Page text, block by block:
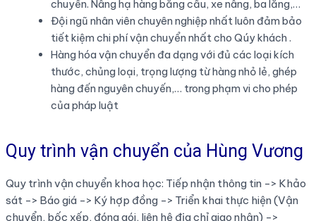
chuyển. Nâng hạ hàng bằng cẩu, xe nâng, ba lăng,…
Đội ngũ nhân viên chuyên nghiệp nhất luôn đảm bảo
tiết kiệm chi phí vận chuyển nhất cho Qúy khách .
Hàng hóa vận chuyển đa dạng với đủ các loại kích
thước, chủng loại, trọng lượng từ hàng nhỏ lẻ, ghép
hàng đến nguyên chuyến,… trong phạm vi cho phép
của pháp luật
Quy trình vận chuyển của Hùng Vương
Quy trình vận chuyển khoa học: Tiếp nhận thông tin -> Khảo
sát -> Báo giá -> Ký hợp đồng -> Triển khai thực hiện (Vận
chuyển, bốc xếp, đóng gói, liên hệ địa chỉ giao nhận) ->